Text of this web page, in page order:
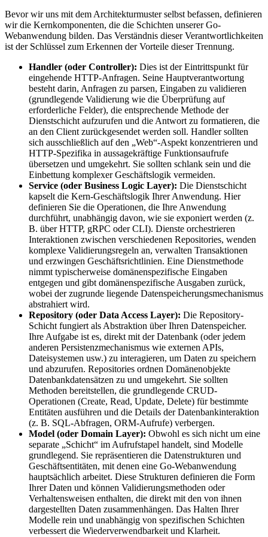
Bevor wir uns mit dem Architekturmuster selbst befassen, definieren
wir die Kernkomponenten, die die Schichten unserer Go-
Webanwendung bilden. Das Verständnis dieser Verantwortlichkeiten
ist der Schlüssel zum Erkennen der Vorteile dieser Trennung.
Handler (oder Controller): Dies ist der Eintrittspunkt für
eingehende HTTP-Anfragen. Seine Hauptverantwortung
besteht darin, Anfragen zu parsen, Eingaben zu validieren
(grundlegende Validierung wie die Überprüfung auf
erforderliche Felder), die entsprechende Methode der
Dienstschicht aufzurufen und die Antwort zu formatieren, die
an den Client zurückgesendet werden soll. Handler sollten
sich ausschließlich auf den „Web“-Aspekt konzentrieren und
HTTP-Spezifika in aussagekräftige Funktionsaufrufe
übersetzen und umgekehrt. Sie sollten schlank sein und die
Einbettung komplexer Geschäftslogik vermeiden.
Service (oder Business Logic Layer): Die Dienstschicht
kapselt die Kern-Geschäftslogik Ihrer Anwendung. Hier
definieren Sie die Operationen, die Ihre Anwendung
durchführt, unabhängig davon, wie sie exponiert werden (z.
B. über HTTP, gRPC oder CLI). Dienste orchestrieren
Interaktionen zwischen verschiedenen Repositories, wenden
komplexe Validierungsregeln an, verwalten Transaktionen
und erzwingen Geschäftsrichtlinien. Eine Dienstmethode
nimmt typischerweise domänenspezifische Eingaben
entgegen und gibt domänenspezifische Ausgaben zurück,
wobei der zugrunde liegende Datenspeicherungsmechanismus
abstrahiert wird.
Repository (oder Data Access Layer): Die Repository-
Schicht fungiert als Abstraktion über Ihren Datenspeicher.
Ihre Aufgabe ist es, direkt mit der Datenbank (oder jedem
anderen Persistenzmechanismus wie externen APIs,
Dateisystemen usw.) zu interagieren, um Daten zu speichern
und abzurufen. Repositories ordnen Domänenobjekte
Datenbankdatensätzen zu und umgekehrt. Sie sollten
Methoden bereitstellen, die grundlegende CRUD-
Operationen (Create, Read, Update, Delete) für bestimmte
Entitäten ausführen und die Details der Datenbankinteraktion
(z. B. SQL-Abfragen, ORM-Aufrufe) verbergen.
Model (oder Domain Layer): Obwohl es sich nicht um eine
separate „Schicht“ im Aufrufstapel handelt, sind Modelle
grundlegend. Sie repräsentieren die Datenstrukturen und
Geschäftsentitäten, mit denen eine Go-Webanwendung
hauptsächlich arbeitet. Diese Strukturen definieren die Form
Ihrer Daten und können Validierungsmethoden oder
Verhaltensweisen enthalten, die direkt mit den von ihnen
dargestellten Daten zusammenhängen. Das Halten Ihrer
Modelle rein und unabhängig von spezifischen Schichten
verbessert die Wiederverwendbarkeit und Klarheit.